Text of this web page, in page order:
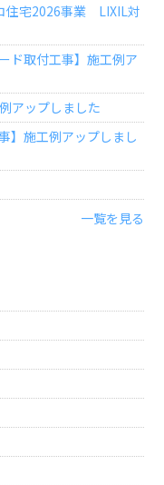
住宅2026事業 LIXIL対
ド取付工事】施工例ア
アップしました
】施工例アップしまし
一覧を見る